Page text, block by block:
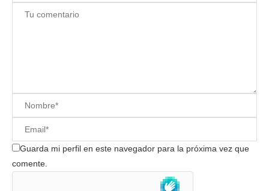
Guarda mi perfil en este navegador para la próxima vez que
comente.